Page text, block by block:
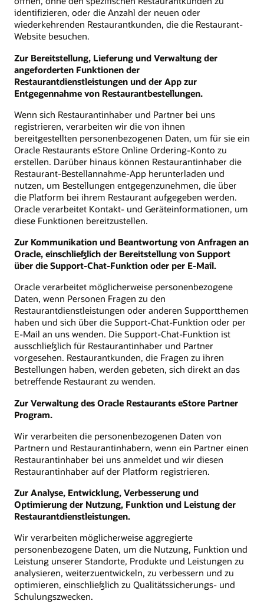
identifizieren, oder die Anzahl der neuen oder
wiederkehrenden Restaurantkunden, die die Restaurant-
Website besuchen.
Zur Bereitstellung, Lieferung und Verwaltung der
angeforderten Funktionen der
Restaurantdienstleistungen und der App zur
Entgegennahme von Restaurantbestellungen.
Wenn sich Restaurantinhaber und Partner bei uns
registrieren, verarbeiten wir die von ihnen
bereitgestellten personenbezogenen Daten, um für sie ein
Oracle Restaurants eStore Online Ordering-Konto zu
erstellen. Darüber hinaus können Restaurantinhaber die
Restaurant-Bestellannahme-App herunterladen und
nutzen, um Bestellungen entgegenzunehmen, die über
die Platform bei ihrem Restaurant aufgegeben werden.
Oracle verarbeitet Kontakt- und Geräteinformationen, um
diese Funktionen bereitzustellen.
Zur Kommunikation und Beantwortung von Anfragen an
Oracle, einschließlich der Bereitstellung von Support
über die Support-Chat-Funktion oder per E-Mail.
Oracle verarbeitet möglicherweise personenbezogene
Daten, wenn Personen Fragen zu den
Restaurantdienstleistungen oder anderen Supportthemen
haben und sich über die Support-Chat-Funktion oder per
E-Mail an uns wenden. Die Support-Chat-Funktion ist
ausschließlich für Restaurantinhaber und Partner
vorgesehen. Restaurantkunden, die Fragen zu ihren
Bestellungen haben, werden gebeten, sich direkt an das
betreffende Restaurant zu wenden.
Zur Verwaltung des Oracle Restaurants eStore Partner
Program.
Wir verarbeiten die personenbezogenen Daten von
Partnern und Restaurantinhabern, wenn ein Partner einen
Restaurantinhaber bei uns anmeldet und wir diesen
Restaurantinhaber auf der Platform registrieren.
Zur Analyse, Entwicklung, Verbesserung und
Optimierung der Nutzung, Funktion und Leistung der
Restaurantdienstleistungen.
Wir verarbeiten möglicherweise aggregierte
personenbezogene Daten, um die Nutzung, Funktion und
Leistung unserer Standorte, Produkte und Leistungen zu
analysieren, weiterzuentwickeln, zu verbessern und zu
optimieren, einschließlich zu Qualitätssicherungs- und
Schulungszwecken.